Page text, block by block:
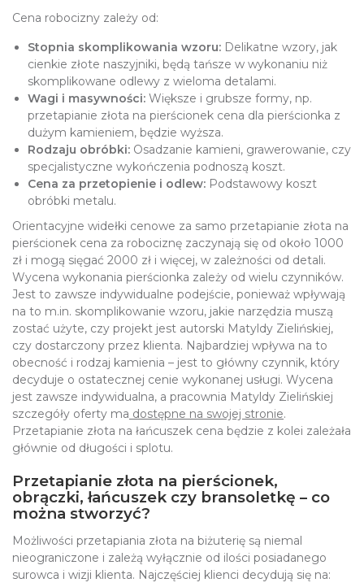
Cena robocizny zależy od:
Stopnia skomplikowania wzoru: Delikatne wzory, jak
cienkie złote naszyjniki, będą tańsze w wykonaniu niż
skomplikowane odlewy z wieloma detalami.
Wagi i masywności: Większe i grubsze formy, np.
przetapianie złota na pierścionek cena dla pierścionka z
dużym kamieniem, będzie wyższa.
Rodzaju obróbki: Osadzanie kamieni, grawerowanie, czy
specjalistyczne wykończenia podnoszą koszt.
Cena za przetopienie i odlew: Podstawowy koszt
obróbki metalu.
Orientacyjne widełki cenowe za samo przetapianie złota na
pierścionek cena za robociznę zaczynają się od około 1000
zł i mogą sięgać 2000 zł i więcej, w zależności od detali.
Wycena wykonania pierścionka zależy od wielu czynników.
Jest to zawsze indywidualne podejście, ponieważ wpływają
na to m.in. skomplikowanie wzoru, jakie narzędzia muszą
zostać użyte, czy projekt jest autorski Matyldy Zielińskiej,
czy dostarczony przez klienta. Najbardziej wpływa na to
obecność i rodzaj kamienia – jest to główny czynnik, który
decyduje o ostatecznej cenie wykonanej usługi. Wycena
jest zawsze indywidualna, a pracownia Matyldy Zielińskiej
szczegóły oferty ma dostępne na swojej stronie.
Przetapianie złota na łańcuszek cena będzie z kolei zależała
głównie od długości i splotu.
Przetapianie złota na pierścionek,
obrączki, łańcuszek czy bransoletkę – co
można stworzyć?
Możliwości przetapiania złota na biżuterię są niemal
nieograniczone i zależą wyłącznie od ilości posiadanego
surowca i wizji klienta. Najczęściej klienci decydują się na: